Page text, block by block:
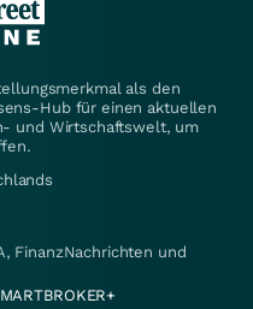
als den
Hub für einen aktuellen
und Wirtschaftswelt, um
FinanzNachrichten und